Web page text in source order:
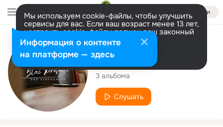
Войти
Мы используем cookie-файлы, чтобы улучшить
сервисы для вас. Если ваш возраст менее 13 лет,
настроить cookie-файлы должен ваш законный
представитель. Больше информации
Разрешить все Настроить
Исполнитель
Blaz Prosnitz
3 альбома
Слушать
Информация о контенте
на платформе — здесь